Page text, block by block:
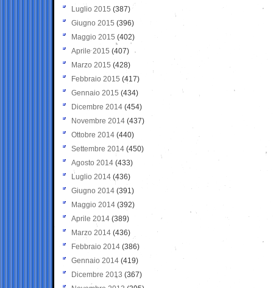
Luglio 2015 (387)
Giugno 2015 (396)
Maggio 2015 (402)
Aprile 2015 (407)
Marzo 2015 (428)
Febbraio 2015 (417)
Gennaio 2015 (434)
Dicembre 2014 (454)
Novembre 2014 (437)
Ottobre 2014 (440)
Settembre 2014 (450)
Agosto 2014 (433)
Luglio 2014 (436)
Giugno 2014 (391)
Maggio 2014 (392)
Aprile 2014 (389)
Marzo 2014 (436)
Febbraio 2014 (386)
Gennaio 2014 (419)
Dicembre 2013 (367)